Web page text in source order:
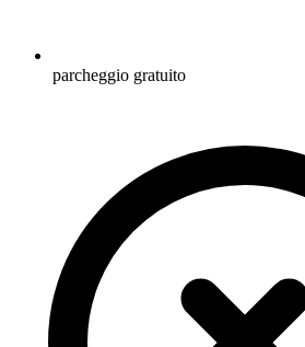
parcheggio gratuito